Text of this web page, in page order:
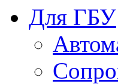
Для ГБУ